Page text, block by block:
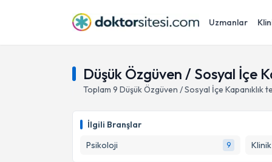
Uzmanlar
Düşük Özgüven / Sosyal İçe
Toplam 9 Düşük Özgüven / Sosyal İçe Kapanıklık
İlgili Branşlar
Psikoloji
9